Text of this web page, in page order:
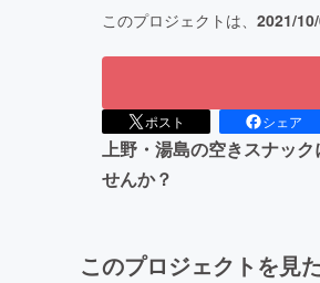
このプロジェクトは、 2021/
ポスト シェア
上野・湯島の空きスナッ
せんか？
このプロジェクトを見